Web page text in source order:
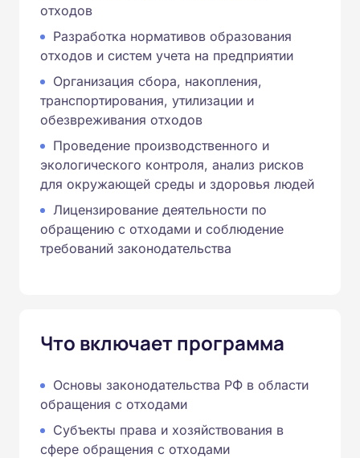
отходов
Разработка нормативов образования
отходов и систем учета на предприятии
Организация сбора, накопления,
транспортирования, утилизации и
обезвреживания отходов
Проведение производственного и
экологического контроля, анализ рисков
для окружающей среды и здоровья людей
Лицензирование деятельности по
обращению с отходами и соблюдение
требований законодательства
Что включает программа
Основы законодательства РФ в области
обращения с отходами
Субъекты права и хозяйствования в
сфере обращения с отходами